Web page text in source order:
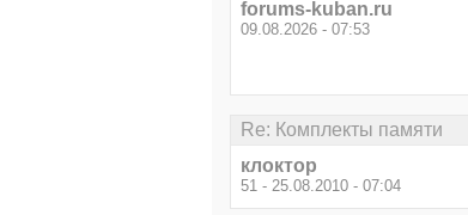
forums-kuban.ru
09.08.2026 - 07:53
Re: Комплекты памяти
клоктор
51 - 25.08.2010 - 07:04